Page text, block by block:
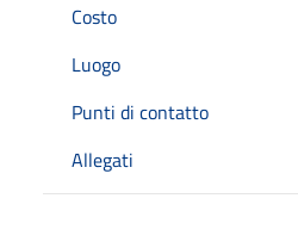
Costo
Luogo
Punti di contatto
Allegati